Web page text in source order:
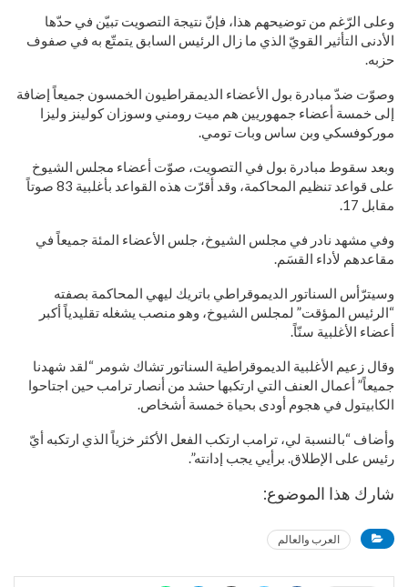
وعلى الرّغم من توضيحهم هذا، فإنّ نتيجة التصويت تبيّن في حدّها
الأدنى التأثير القويّ الذي ما زال الرئيس السابق يتمتّع به في صفوف
حزبه.
وصوّت ضدّ مبادرة بول الأعضاء الديمقراطيون الخمسون جميعاً إضافة
إلى خمسة أعضاء جمهوريين هم ميت رومني وسوزان كولينز وليزا
موركوفسكي وبن ساس وبات تومي.
وبعد سقوط مبادرة بول في التصويت، صوّت أعضاء مجلس الشيوخ
على قواعد تنظيم المحاكمة، وقد أقرّت هذه القواعد بأغلبية 83 صوتاً
مقابل 17.
وفي مشهد نادر في مجلس الشيوخ، جلس الأعضاء المئة جميعاً في
مقاعدهم لأداء القسَم.
وسيترّأس السناتور الديموقراطي باتريك ليهي المحاكمة بصفته
“الرئيس المؤقت” لمجلس الشيوخ، وهو منصب يشغله تقليدياً أكبر
أعضاء الأغلبية سنّاً.
وقال زعيم الأغلبية الديموقراطية السناتور تشاك شومر “لقد شهدنا
جميعاً” أعمال العنف التي ارتكبها حشد من أنصار ترامب حين اجتاحوا
الكابيتول في هجوم أودى بحياة خمسة أشخاص.
وأضاف “بالنسبة لي، ترامب ارتكب الفعل الأكثر خزياً الذي ارتكبه أيّ
رئيس على الإطلاق. برأيي يجب إدانته”.
شارك هذا الموضوع:
العرب والعالم